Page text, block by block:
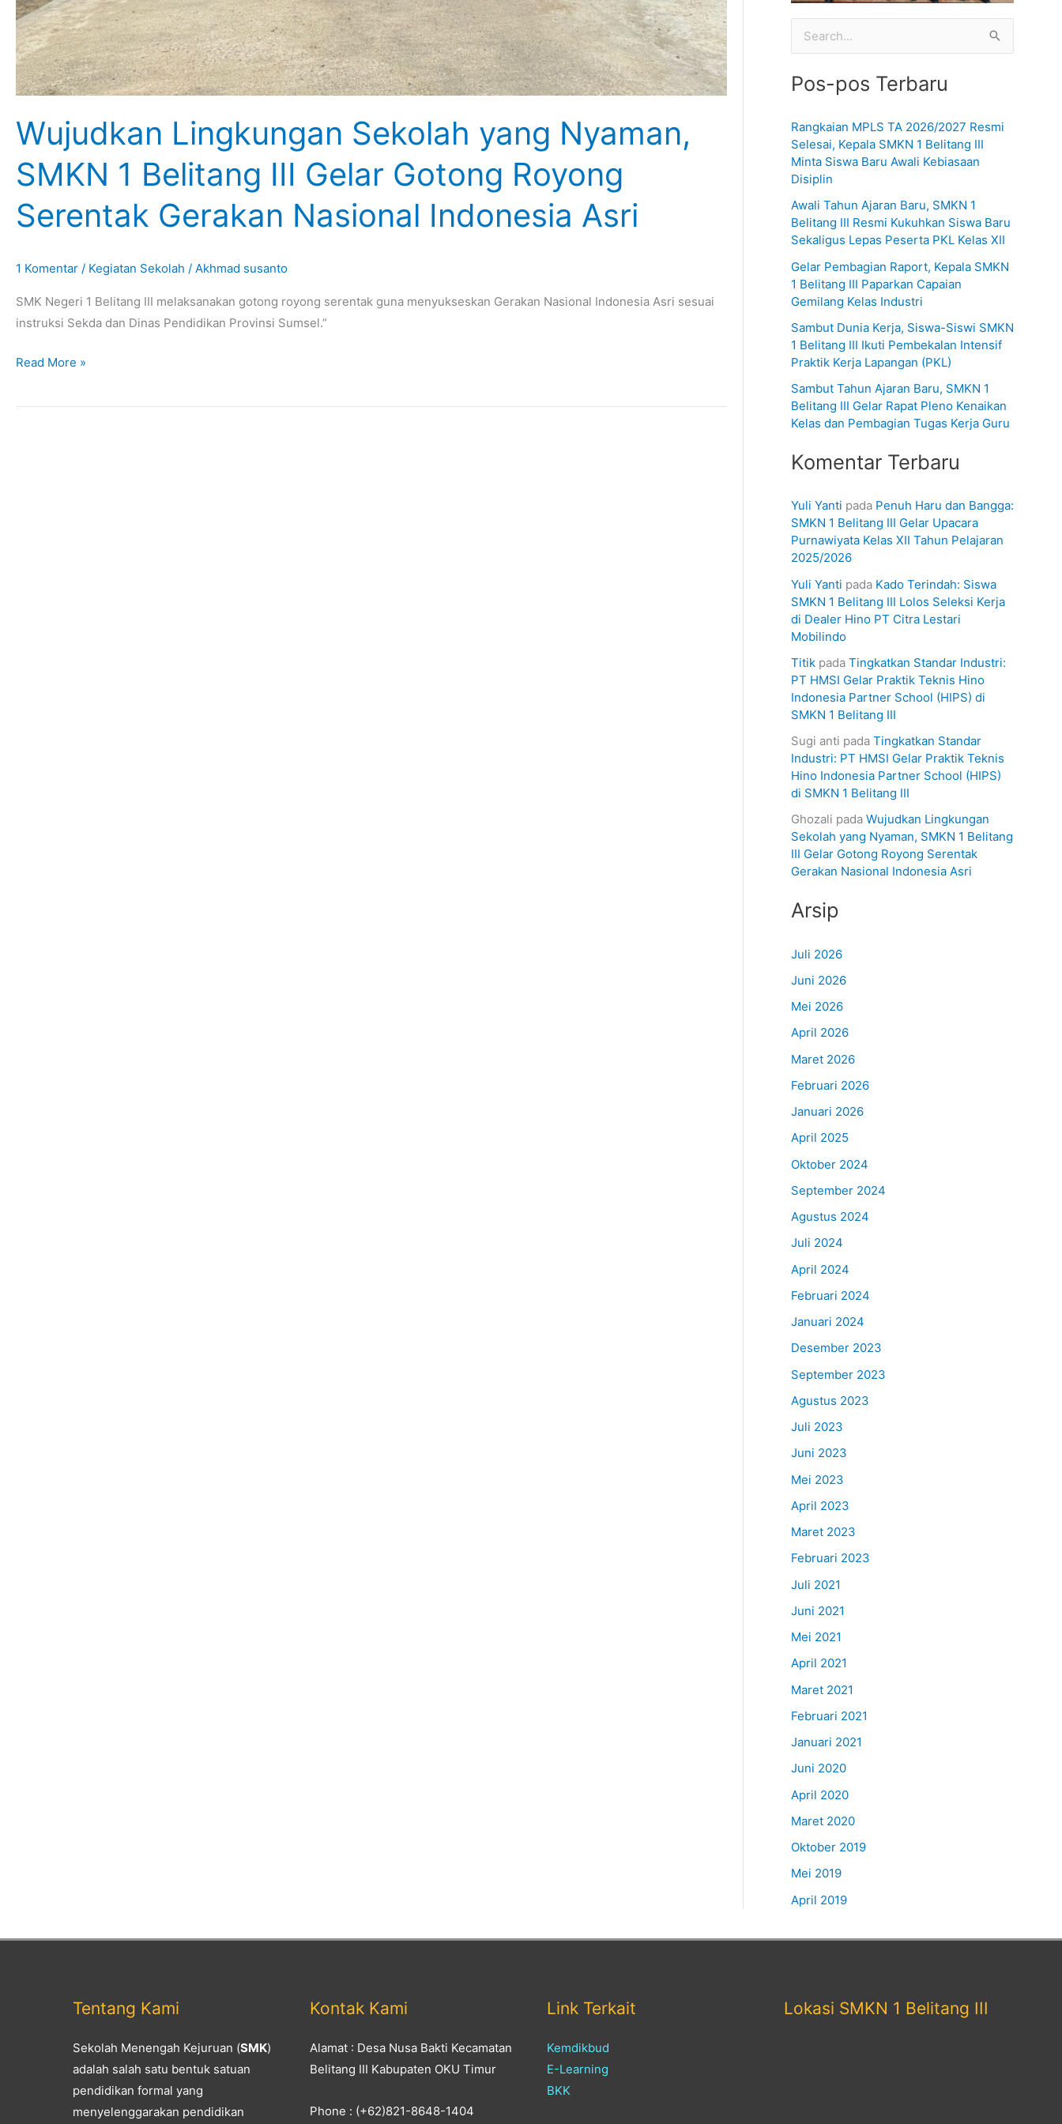
Wujudkan Lingkungan Sekolah yang Nyaman,
SMKN 1 Belitang III Gelar Gotong Royong
Serentak Gerakan Nasional Indonesia Asri
1 Komentar / Kegiatan Sekolah / Akhmad susanto
SMK Negeri 1 Belitang III melaksanakan gotong royong serentak guna menyukseskan Gerakan Nasional Indonesia Asri sesuai
instruksi Sekda dan Dinas Pendidikan Provinsi Sumsel.”
Read More »
r
u
n
t
u
k
Pos-pos Terbaru
Rangkaian MPLS TA 2026/2027 Resmi
Selesai, Kepala SMKN 1 Belitang III
Minta Siswa Baru Awali Kebiasaan
Disiplin
Awali Tahun Ajaran Baru, SMKN 1
Belitang III Resmi Kukuhkan Siswa Baru
Sekaligus Lepas Peserta PKL Kelas XII
Gelar Pembagian Raport, Kepala SMKN
1 Belitang III Paparkan Capaian
Gemilang Kelas Industri
Sambut Dunia Kerja, Siswa-Siswi SMKN
1 Belitang III Ikuti Pembekalan Intensif
Praktik Kerja Lapangan (PKL)
Sambut Tahun Ajaran Baru, SMKN 1
Belitang III Gelar Rapat Pleno Kenaikan
Kelas dan Pembagian Tugas Kerja Guru
Komentar Terbaru
Yuli Yanti pada Penuh Haru dan Bangga:
SMKN 1 Belitang III Gelar Upacara
Purnawiyata Kelas XII Tahun Pelajaran
2025/2026
Yuli Yanti pada Kado Terindah: Siswa
SMKN 1 Belitang III Lolos Seleksi Kerja
di Dealer Hino PT Citra Lestari
Mobilindo
Titikpada Tingkatkan Standar Industri:
PT HMSI Gelar Praktik Teknis Hino
Indonesia Partner School (HIPS) di
SMKN 1 Belitang III
Sugi anti pada Tingkatkan Standar
Industri: PT HMSI Gelar Praktik Teknis
Hino Indonesia Partner School (HIPS)
di SMKN 1 Belitang III
Ghozali pada Wujudkan Lingkungan
Sekolah yang Nyaman, SMKN 1 Belitang
III Gelar Gotong Royong Serentak
Gerakan Nasional Indonesia Asri
Arsip
Juli 2026
Juni 2026
Mei 2026
April 2026
Maret 2026
Februari 2026
Januari 2026
April 2025
Oktober 2024
September 2024
Agustus 2024
Juli 2024
April 2024
Februari 2024
Januari 2024
Desember 2023
September 2023
Agustus 2023
Juli 2023
Juni 2023
Mei 2023
April 2023
Maret 2023
Februari 2023
Juli 2021
Juni 2021
Mei 2021
April 2021
Maret 2021
Februari 2021
Januari 2021
Juni 2020
April 2020
Maret 2020
Oktober 2019
Mei 2019
April 2019
Tentang Kami
Sekolah Menengah Kejuruan (SMK)
adalah salah satu bentuk satuan
pendidikan formal yang
menyelenggarakan pendidikan
Kontak Kami
Alamat : Desa Nusa Bakti Kecamatan
Belitang III Kabupaten OKU Timur
Phone : (+62)821-8648-1404
Link Terkait
Kemdikbud
E-Learning
BKK
Lokasi SMKN 1 Belitang III